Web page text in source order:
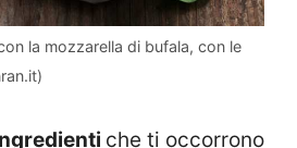
la mozzarella di bufala, con le
che ti occorrono